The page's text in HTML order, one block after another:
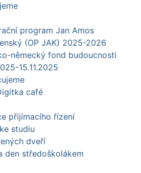
program Jan Amos
(OP JAK) 2025-2026
německý fond budoucnosti
15.11.2025
café
přijímacího řízení
studiu
dveří
den středoškolákem